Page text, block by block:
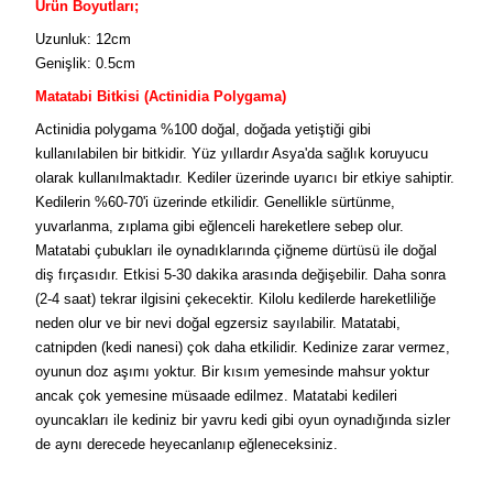
Ürün Boyutları;
Uzunluk: 12cm
Genişlik: 0.5cm
Matatabi Bitkisi (Actinidia Polygama)
Actinidia polygama %100 doğal, doğada yetiştiği gibi
kullanılabilen bir bitkidir. Yüz yıllardır Asya'da sağlık koruyucu
olarak kullanılmaktadır. Kediler üzerinde uyarıcı bir etkiye sahiptir.
Kedilerin %60-70'i üzerinde etkilidir. Genellikle sürtünme,
yuvarlanma, zıplama gibi eğlenceli hareketlere sebep olur.
Matatabi çubukları ile oynadıklarında çiğneme dürtüsü ile doğal
diş fırçasıdır. Etkisi 5-30 dakika arasında değişebilir. Daha sonra
(2-4 saat) tekrar ilgisini çekecektir. Kilolu kedilerde hareketliliğe
neden olur ve bir nevi doğal egzersiz sayılabilir. Matatabi,
catnipden (kedi nanesi) çok daha etkilidir. Kedinize zarar vermez,
oyunun doz aşımı yoktur. Bir kısım yemesinde mahsur yoktur
ancak çok yemesine müsaade edilmez. Matatabi kedileri
oyuncakları ile kediniz bir yavru kedi gibi oyun oynadığında sizler
de aynı derecede heyecanlanıp eğleneceksiniz.